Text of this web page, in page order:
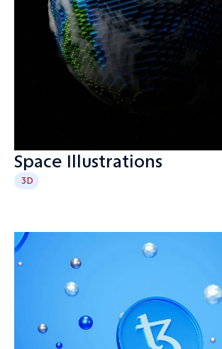
Space Illustrations
3D